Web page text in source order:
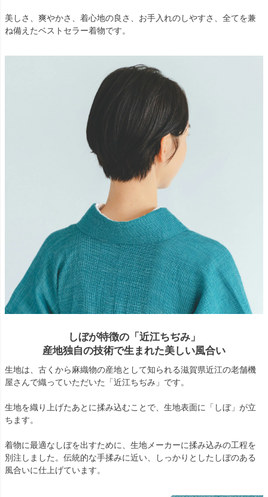
美しさ、爽やかさ、着心地の良さ、お手入れのしやすさ、全てを兼
ね備えたベストセラー着物です。
しぼが特徴の「近江ちぢみ」
産地独自の技術で生まれた美しい風合い
生地は、古くから麻織物の産地として知られる滋賀県近江の老舗機
屋さんで織っていただいた「近江ちぢみ」です。
生地を織り上げたあとに揉み込むことで、生地表面に「しぼ」が立
ちます。
着物に最適なしぼを出すために、生地メーカーに揉み込みの工程を
別注しました。伝統的な手揉みに近い、しっかりとしたしぼのある
風合いに仕上げています。